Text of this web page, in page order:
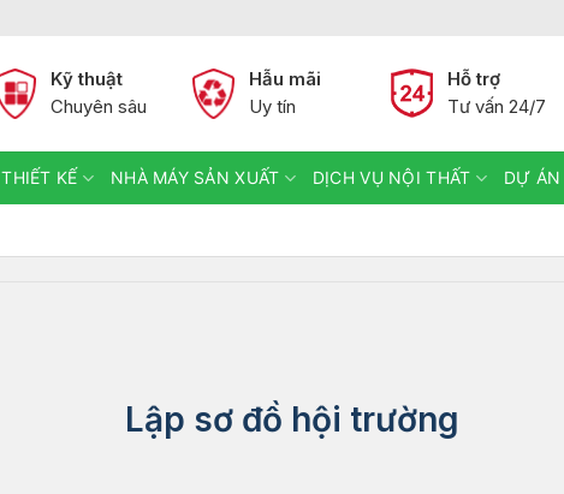
Kỹ thuật
Chuyên sâu
Hẫu mãi
Uy tín
Hỗ trợ
Tư vấn 24/7
THIẾT KẾ NHÀ MÁY SẢN XUẤT DỊCH VỤ NỘI THẤT DỰ ÁN
Lập sơ đồ hội trường